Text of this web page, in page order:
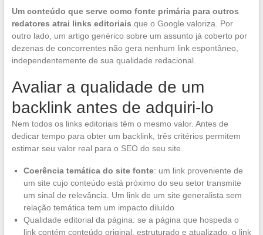
Um conteúdo que serve como fonte primária para outros
redatores atrai links editoriais que o Google valoriza. Por
outro lado, um artigo genérico sobre um assunto já coberto por
dezenas de concorrentes não gera nenhum link espontâneo,
independentemente de sua qualidade redacional.
Avaliar a qualidade de um
backlink antes de adquiri-lo
Nem todos os links editoriais têm o mesmo valor. Antes de
dedicar tempo para obter um backlink, três critérios permitem
estimar seu valor real para o SEO do seu site.
Coerência temática do site fonte: um link proveniente de
um site cujo conteúdo está próximo do seu setor transmite
um sinal de relevância. Um link de um site generalista sem
relação temática tem um impacto diluído
Qualidade editorial da página: se a página que hospeda o
link contém conteúdo original, estruturado e atualizado, o link